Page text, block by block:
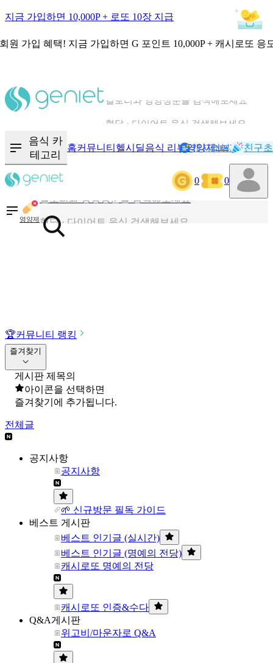
지금 가입하면 10,000P + 로또 10장 지급
원 가입 혜택! 지금 가입하면 G 포인트 10,000P + 캐시로또 응
음식 카
테고리
홈커뮤니티 헬시딜음식 리뷰영양제NEW기록
캐시리뷰 친구
0 0
영양제
칼로리와 영양성분을 검색해보세요
음식 · 영양제 리뷰를 찾아보세요
🏆커뮤니티 랭킹
즐겨찾기
게시판 제목의
아이콘을 선택하면
즐겨찾기에 추가됩니다.
전체글
공지사항
공지사항
🌱 신규방문 필독 가이드
베스트 게시판
베스트 인기글 (실시간)
베스트 인기글 (명예의 전당)
캐시로또 명예의 전당
캐시로또 인증&수다
Q&A게시판
위고비/마운자로 Q&A